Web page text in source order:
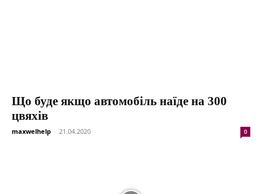
Що буде якщо автомобіль наїде на 300
цвяхів
maxwelhelp - 21.04.2020 0